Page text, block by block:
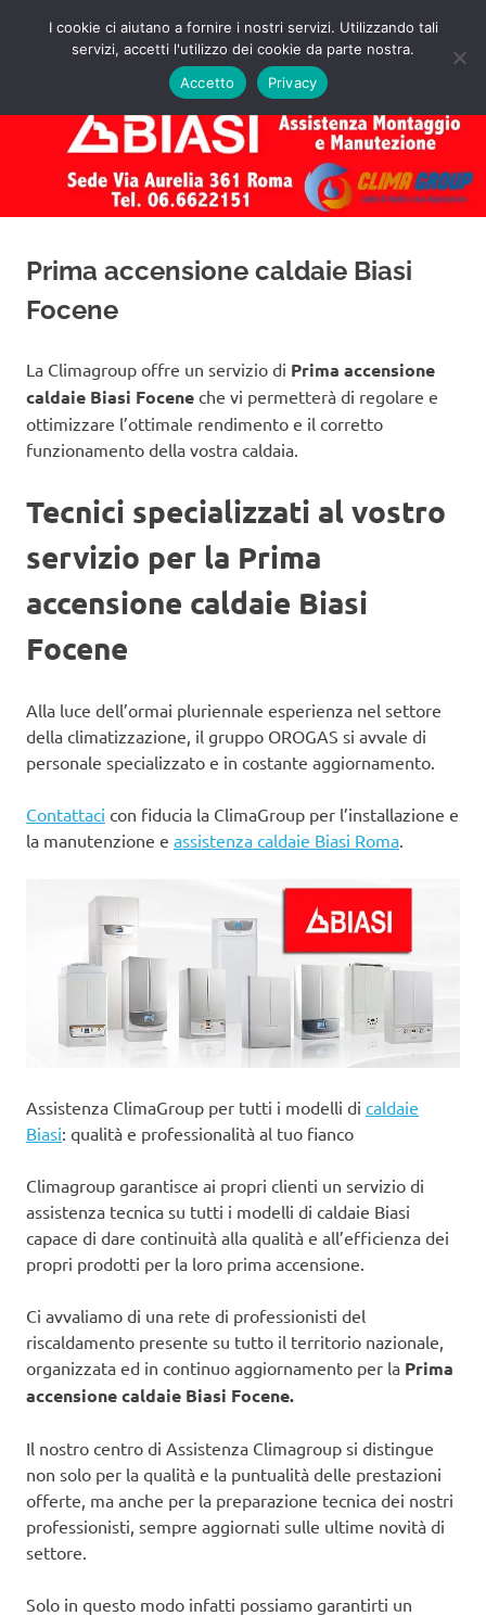
Assistenza
Caldaie
Biasi
Roma
Preventivo!
MENU
Prima accensione caldaie Biasi
Focene
La Climagroup offre un servizio di Prima accensione
caldaie Biasi Focene che vi permetterà di regolare e
ottimizzare l’ottimale rendimento e il corretto
funzionamento della vostra caldaia.
Tecnici specializzati al vostro
servizio per la Prima
accensione caldaie Biasi
Focene
Alla luce dell’ormai pluriennale esperienza nel settore
della climatizzazione, il gruppo OROGAS si avvale di
personale specializzato e in costante aggiornamento.
Contattaci con fiducia la ClimaGroup per l’installazione e
la manutenzione e assistenza caldaie Biasi Roma.
Assistenza ClimaGroup per tutti i modelli di caldaie
Biasi: qualità e professionalità al tuo fianco
Climagroup garantisce ai propri clienti un servizio di
assistenza tecnica su tutti i modelli di caldaie Biasi
capace di dare continuità alla qualità e all’efficienza dei
propri prodotti per la loro prima accensione.
Ci avvaliamo di una rete di professionisti del
riscaldamento presente su tutto il territorio nazionale,
organizzata ed in continuo aggiornamento per la Prima
accensione caldaie Biasi Focene.
Il nostro centro di Assistenza Climagroup si distingue
non solo per la qualità e la puntualità delle prestazioni
offerte, ma anche per la preparazione tecnica dei nostri
professionisti, sempre aggiornati sulle ultime novità di
settore.
Solo in questo modo infatti possiamo garantirti un
I cookie ci aiutano a fornire i nostri servizi. Utilizzando tali
servizi, accetti l'utilizzo dei cookie da parte nostra.
Accetto
Privacy